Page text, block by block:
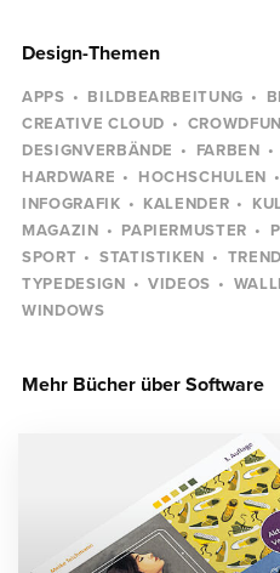
Design-Themen
APPS BILDBEARBEITUNG
CREATIVE CLOUD
DESIGNVERBÄNDE
FARBEN
HARDWARE
HOCHSCHULEN
INFOGRAFIK
KALENDER
MAGAZIN
PAPIERMUSTER
SPORT
STATISTIKEN
TYPEDESIGN
VIDEOS
WINDOWS
Mehr Bücher über Software